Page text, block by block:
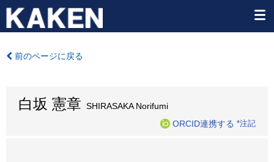
前のページに戻る
白坂 憲章 SHIRASAKA Norifumi
ORCID連携する *注記